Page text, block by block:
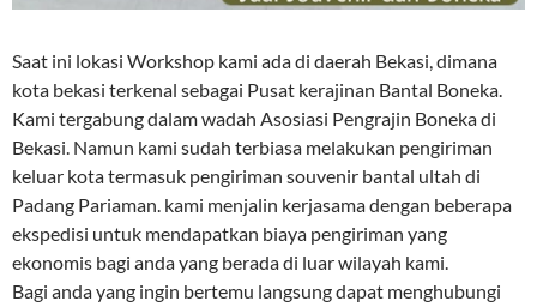
Saat ini lokasi Workshop kami ada di daerah Bekasi, dimana
kota bekasi terkenal sebagai Pusat kerajinan Bantal Boneka.
Kami tergabung dalam wadah Asosiasi Pengrajin Boneka di
Bekasi. Namun kami sudah terbiasa melakukan pengiriman
keluar kota termasuk pengiriman souvenir bantal ultah di
Padang Pariaman. kami menjalin kerjasama dengan beberapa
ekspedisi untuk mendapatkan biaya pengiriman yang
ekonomis bagi anda yang berada di luar wilayah kami.
Bagi anda yang ingin bertemu langsung dapat menghubungi